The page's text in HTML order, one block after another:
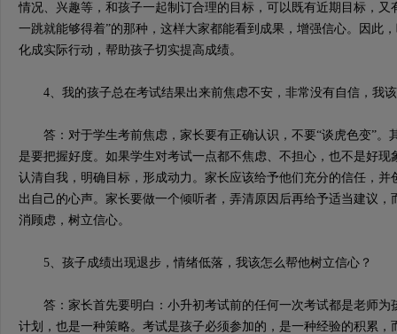
情况、兴趣等，和孩子一起制订合理的目标，可以既有近期目标，又
一跳就能够得着”的那种，这样大家都能看到成果，增强信心。因此
化成实际行动，帮助孩子切实提高成绩。
4、我的孩子总在考试结果出来前焦虑不安，非常没有自信，我
答：对于学生考前焦虑，家长要有正确认识，不要“谈虎色变”。
是要把握好度。如果学生对考试一点都不焦虑、不担心，也不是好现
认清自我，明确目标，形成动力。家长应该给予他们充分的信任，并
出自己的心声。家长要做一个倾听者，弄清原因后再给予适当建议，
消顾虑，树立信心。
5、孩子成绩出现退步，情绪低落，我该怎么帮他树立信心？
答：家长首先要明白：小升初考试前的任何一次考试都是老师为
计划，也是一种策略。考试是孩子必须参加的，是一种经验的积累，